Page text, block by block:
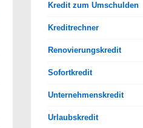
Kredit zum Umschulden
Kreditrechner
Renovierungskredit
Sofortkredit
Unternehmenskredit
Urlaubskredit